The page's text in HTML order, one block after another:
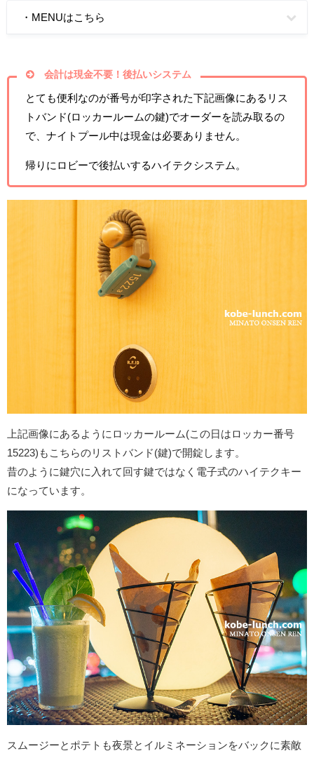
・MENUはこちら
会計は現金不要！後払いシステム
とても便利なのが番号が印字された下記画像にあるリス
トバンド(ロッカールームの鍵)でオーダーを読み取るの
で、ナイトプール中は現金は必要ありません。
帰りにロビーで後払いするハイテクシステム。
上記画像にあるようにロッカールーム(この日はロッカー番号
15223)もこちらのリストバンド(鍵)で開錠します。
昔のように鍵穴に入れて回す鍵ではなく電子式のハイテクキー
になっています。
スムージーとポテトも夜景とイルミネーションをバックに素敵